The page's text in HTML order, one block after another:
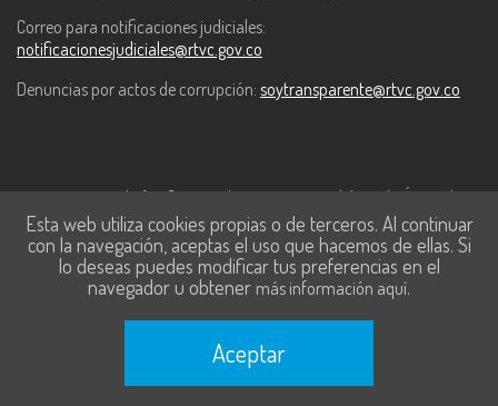
Correo para notificaciones judiciales:
notificacionesjudiciales@rtvc.gov.co
Denuncias por actos de corrupción: soytransparente@rtvc.gov.co
Este contenido fue financiado con recursos del Fondo Único de
Tecnologías de la Información y las Comunicaciones de MinTic.
Esta web utiliza cookies propias o de terceros. Al continuar
con la navegación, aceptas el uso que hacemos de ellas. Si
lo deseas puedes modificar tus preferencias en el
navegador u obtener más información aquí.
Aceptar